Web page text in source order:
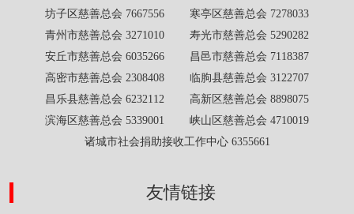
坊子区慈善总会 7667556 寒亭区慈善总会 7278033
青州市慈善总会 3271010 寿光市慈善总会 5290282
安丘市慈善总会 6035266 昌邑市慈善总会 7118387
高密市慈善总会 2308408 临朐县慈善总会 3122707
昌乐县慈善总会 6232112 高新区慈善总会 8898075
滨海区慈善总会 5339001 峡山区慈善总会 4710019
诸城市社会捐助接收工作中心 6355661
友情链接